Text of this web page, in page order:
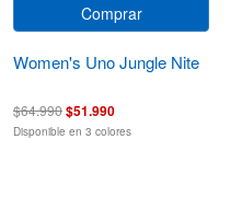
Comprar
Women's Uno Jungle Nite
$64.990$51.990
Disponible en 3 colores